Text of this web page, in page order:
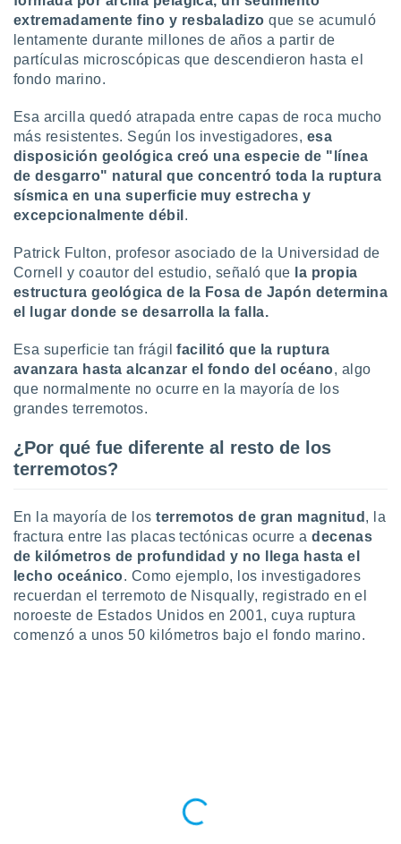
e
publicidad
publicidad
de
1199
extremadamente fino y resbaladizo que se acumuló
lentamente durante millones de años a partir de
partículas microscópicas que descendieron hasta el
fondo marino.
Esa arcilla quedó atrapada entre capas de roca mucho
más resistentes. Según los investigadores, esa
disposición geológica creó una especie de "línea
de desgarro" natural que concentró toda la ruptura
sísmica en una superficie muy estrecha y
excepcionalmente débil .
Patrick Fulton, profesor asociado de la Universidad de
Cornell y coautor del estudio, señaló que la propia
estructura geológica de la Fosa de Japón determina
el lugar donde se desarrolla la falla.
Esa superficie tan frágil facilitó que la ruptura
avanzara hasta alcanzar el fondo del océano, algo
que normalmente no ocurre en la mayoría de los
grandes terremotos.
¿Por qué fue diferente al resto de los
terremotos?
En la mayoría de losterremotos de gran magnitud , la
fractura entre las placas tectónicas ocurre adecenas
de kilómetros de profundidad y no llega hasta el
lecho oceánico. Como ejemplo, los investigadores
recuerdan el terremoto de Nisqually, registrado en el
noroeste de Estados Unidos en 2001, cuya ruptura
comenzó a unos 50 kilómetros bajo el fondo marino.